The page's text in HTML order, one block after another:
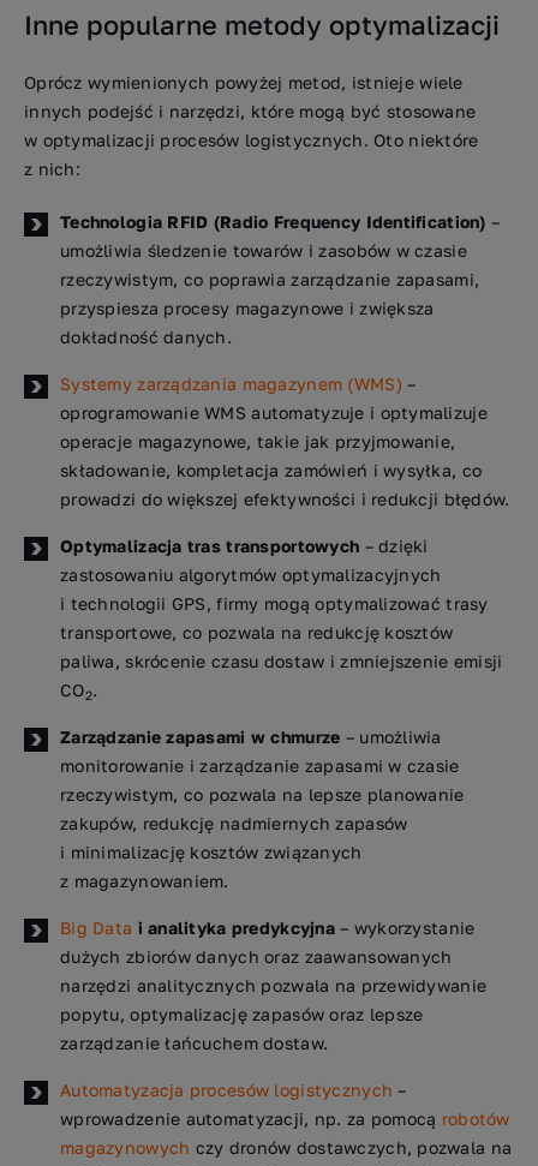
Inne popularne metody optymalizacji
Oprócz wymienionych powyżej metod, istnieje wiele
innych podejść i narzędzi, które mogą być stosowane
w optymalizacji procesów logistycznych. Oto niektóre
z nich:
Technologia RFID (Radio Frequency Identification) –
umożliwia śledzenie towarów i zasobów w czasie
rzeczywistym, co poprawia zarządzanie zapasami,
przyspiesza procesy magazynowe i zwiększa
dokładność danych.
Systemy zarządzania magazynem (WMS) –
oprogramowanie WMS automatyzuje i optymalizuje
operacje magazynowe, takie jak przyjmowanie,
składowanie, kompletacja zamówień i wysyłka, co
prowadzi do większej efektywności i redukcji błędów.
Optymalizacja tras transportowych – dzięki
zastosowaniu algorytmów optymalizacyjnych
i technologii GPS, firmy mogą optymalizować trasy
transportowe, co pozwala na redukcję kosztów
paliwa, skrócenie czasu dostaw i zmniejszenie emisji
CO2.
Zarządzanie zapasami w chmurze – umożliwia
monitorowanie i zarządzanie zapasami w czasie
rzeczywistym, co pozwala na lepsze planowanie
zakupów, redukcję nadmiernych zapasów
i minimalizację kosztów związanych
z magazynowaniem.
Big Data i analityka predykcyjna– wykorzystanie
dużych zbiorów danych oraz zaawansowanych
narzędzi analitycznych pozwala na przewidywanie
popytu, optymalizację zapasów oraz lepsze
zarządzanie łańcuchem dostaw.
Automatyzacja procesów logistycznych –
wprowadzenie automatyzacji, np. za pomocą robotów
magazynowych czy dronów dostawczych, pozwala na